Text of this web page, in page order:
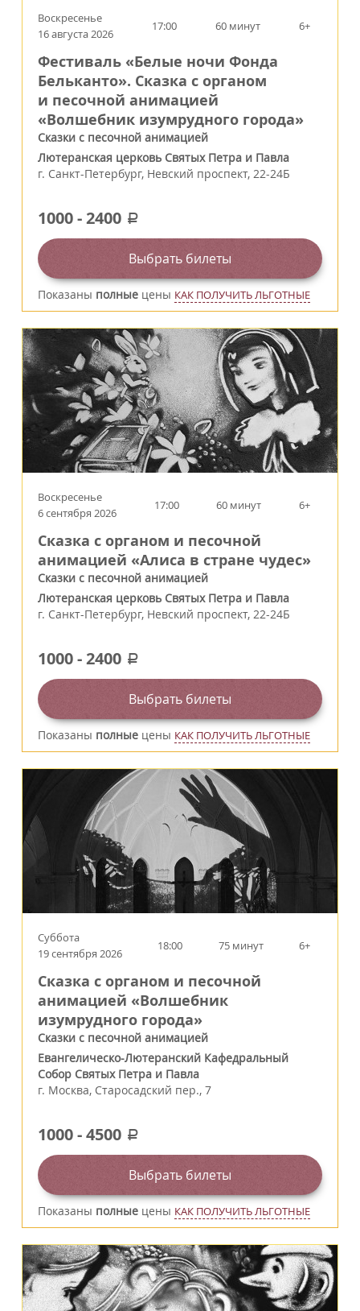
Воскресенье
16 августа 2026
17:00 60 минут 6+
Фестиваль «Белые ночи Фонда
Бельканто». Сказка с органом
и песочной анимацией
«Волшебник изумрудного города»
Сказки с песочной анимацией
Лютеранская церковь Святых Петра и Павла
г. Санкт-Петербург, Невский проспект, 22-24Б
1000-2400 a
Выбрать билеты
Показаны полные цены КАК ПОЛУЧИТЬ ЛЬГОТНЫЕ
Воскресенье
6 сентября 2026
17:00 60 минут 6+
Сказка с органом и песочной
анимацией «Алиса в стране чудес»
Сказки с песочной анимацией
Лютеранская церковь Святых Петра и Павла
г. Санкт-Петербург, Невский проспект, 22-24Б
1000-2400 a
Выбрать билеты
Показаны полные цены КАК ПОЛУЧИТЬ ЛЬГОТНЫЕ
Суббота
19 сентября 2026
18:00 75 минут 6+
Сказка с органом и песочной
анимацией «Волшебник
изумрудного города»
Сказки с песочной анимацией
Евангелическо-Лютеранский Кафедральный
Собор Святых Петра и Павла
г. Москва, Старосадский пер., 7
1000-4500 a
Выбрать билеты
Показаны полные цены КАК ПОЛУЧИТЬ ЛЬГОТНЫЕ